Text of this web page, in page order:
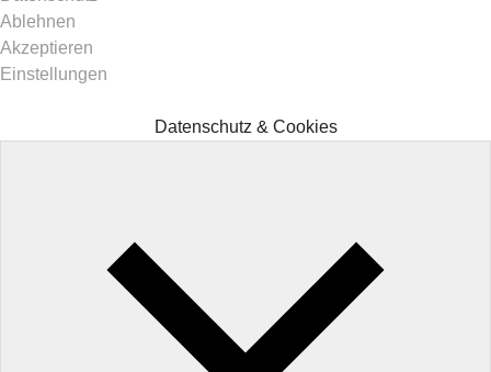
Ablehnen
Akzeptieren
Einstellungen
Datenschutz & Cookies